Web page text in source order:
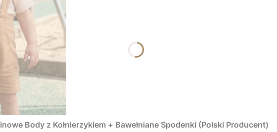
Body z Kołnierzykiem + Bawełniane Spodenki (Polski Producent)